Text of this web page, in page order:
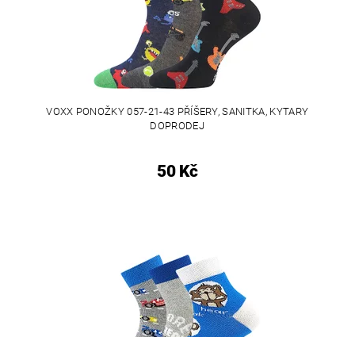
VOXX PONOŽKY 057-21-43 PŘÍŠERY, SANITKA, KYTARY
DOPRODEJ
50 Kč